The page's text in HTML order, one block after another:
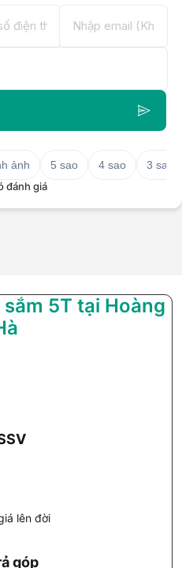
ảnh 5 sao 4 sao
3 sao
đánh giá
5T tại Hoàng
lên đời
góp